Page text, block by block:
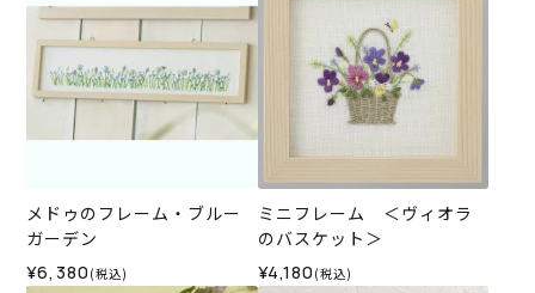
メドゥのフレーム・ブルー
ガーデン
¥6,380 (税込)
ミニフレーム ＜ヴィオラ
のバスケット＞
¥4,180 (税込)